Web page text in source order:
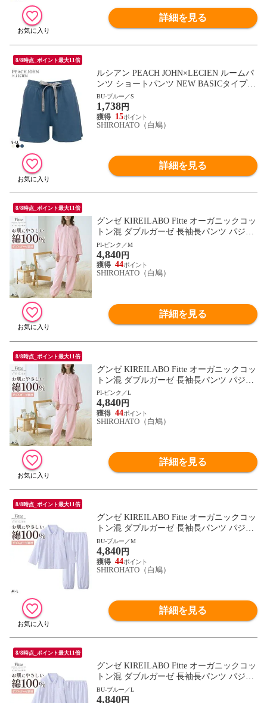
詳細を見る
8/8時点_ポイント最大11倍
ルシアン PEACH JOHN×LECIEN ルームパ
ンツ ショートパンツ NEW BASICタイプ L
ECIEN ティーン 部屋着 ピーチジョン コラ
ボ PJ パンツ
BU-ブルー／S
1,738円
15
SHIROHATO（白鳩）
詳細を見る
8/8時点_ポイント最大11倍
グンゼ KIREILABO Fitte オーガニックコッ
トン混 ダブルガーゼ 長袖長パンツ パジャ
マ 上下セット レディース GUNZE キレイ
ラボ フィッテ
PI-ピンク／M
4,840円
44
SHIROHATO（白鳩）
詳細を見る
8/8時点_ポイント最大11倍
グンゼ KIREILABO Fitte オーガニックコッ
トン混 ダブルガーゼ 長袖長パンツ パジャ
マ 上下セット レディース GUNZE キレイ
ラボ フィッテ
PI-ピンク／L
4,840円
44
SHIROHATO（白鳩）
詳細を見る
8/8時点_ポイント最大11倍
グンゼ KIREILABO Fitte オーガニックコッ
トン混 ダブルガーゼ 長袖長パンツ パジャ
マ 上下セット レディース GUNZE キレイ
ラボ フィッテ
BU-ブルー／M
4,840円
44
SHIROHATO（白鳩）
詳細を見る
8/8時点_ポイント最大11倍
グンゼ KIREILABO Fitte オーガニックコッ
トン混 ダブルガーゼ 長袖長パンツ パジャ
マ 上下セット レディース GUNZE キレイ
ラボ フィッテ
BU-ブルー／L
4,840円